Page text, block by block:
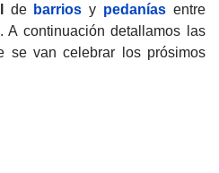
de barrios y pedanías entre
continuación detallamos las
se van celebrar los prósimos